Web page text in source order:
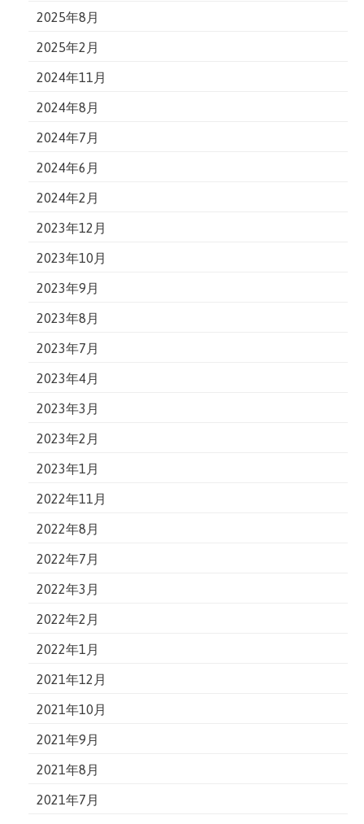
2025年8月
2025年2月
2024年11月
2024年8月
2024年7月
2024年6月
2024年2月
2023年12月
2023年10月
2023年9月
2023年8月
2023年7月
2023年4月
2023年3月
2023年2月
2023年1月
2022年11月
2022年8月
2022年7月
2022年3月
2022年2月
2022年1月
2021年12月
2021年10月
2021年9月
2021年8月
2021年7月